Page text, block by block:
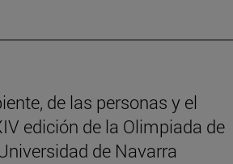
de las personas y el
edición de la Olimpiada de
de Navarra